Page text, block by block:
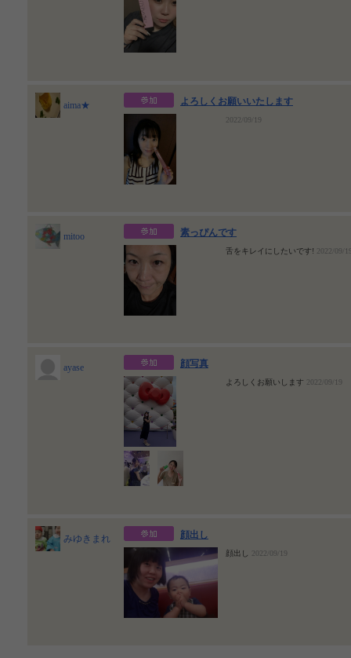
aima★ よろしくお願いいたします
2022/09/19
mitoo 素っぴんです
舌をキレイにしたいです! 2022/09/
ayase 顔写真
よろしくお願いします 2022/09/19
みゆきまれ 顔出し
顔出し 2022/09/19